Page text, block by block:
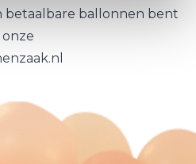
betaalbare ballonnen bent